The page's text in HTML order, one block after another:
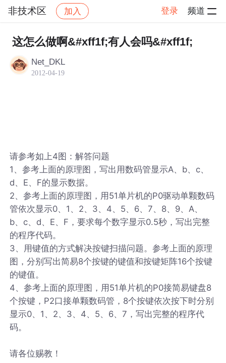
非技术区 加入 登录 频道
社区 非技术区 帖子详情
这怎么做啊&#xff1f;有人会吗&#xff1f;
Net_DKL
2012-04-19
请参考如上4图：解答问题
1、参考上面的原理图，写出用数码管显示A、b、c、
d、E、F的显示数据。
2、参考上面的原理图，用51单片机的P0驱动单颗数码
管依次显示0、1、2、3、4、5、6、7、8、9、A、
b、c、d、E、F，要求每个数字显示0.5秒，写出完整
的程序代码。
3、用键值的方式解决按键扫描问题。参考上面的原理
图，分别写出简易8个按键的键值和按键矩阵16个按键
的键值。
4、参考上面的原理图，用51单片机的P0接简易键盘8
个按键，P2口接单颗数码管，8个按键依次按下时分别
显示0、1、2、3、4、5、6、7，写出完整的程序代
码。
请各位赐教！